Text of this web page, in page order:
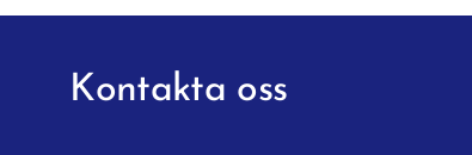
Kontakta oss